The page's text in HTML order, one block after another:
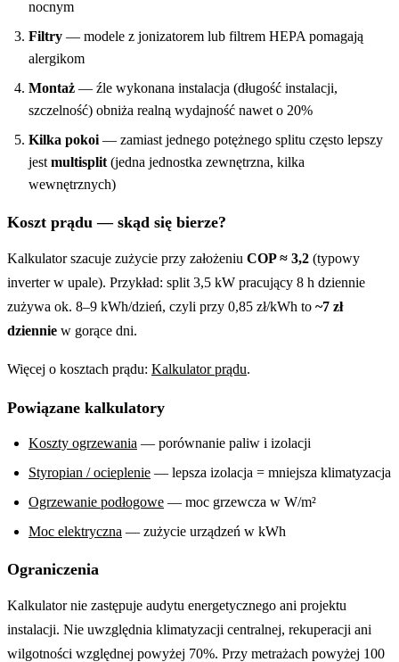
nocnym
Filtry — modele z jonizatorem lub filtrem HEPA pomagają
alergikom
Montaż — źle wykonana instalacja (długość instalacji,
szczelność) obniża realną wydajność nawet o 20%
Kilka pokoi — zamiast jednego potężnego splitu często lepszy
jest multisplit (jedna jednostka zewnętrzna, kilka
wewnętrznych)
Koszt prądu — skąd się bierze?
Kalkulator szacuje zużycie przy założeniu COP ≈ 3,2 (typowy
inverter w upale). Przykład: split 3,5 kW pracujący 8 h dziennie
zużywa ok. 8–9 kWh/dzień, czyli przy 0,85 zł/kWh to ~7 zł
dziennie w gorące dni.
Więcej o kosztach prądu: Kalkulator prądu.
Powiązane kalkulatory
Koszty ogrzewania — porównanie paliw i izolacji
Styropian / ocieplenie — lepsza izolacja = mniejsza klimatyzacja
Ogrzewanie podłogowe — moc grzewcza w W/m²
Moc elektryczna — zużycie urządzeń w kWh
Ograniczenia
Kalkulator nie zastępuje audytu energetycznego ani projektu
instalacji. Nie uwzględnia klimatyzacji centralnej, rekuperacji ani
wilgotności względnej powyżej 70%. Przy metrażach powyżej 100